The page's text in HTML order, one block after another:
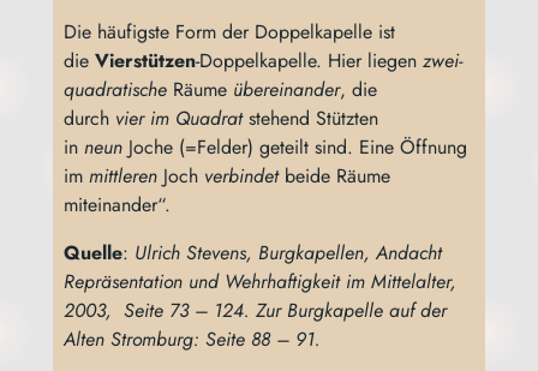
Die häu­figs­te Form der Dop­pel­ka­pel­le ist
die Vier­stüt­zen-Dop­pel­ka­pel­le. Hier lie­gen zwei­
qua­dra­ti­scheRäu­me über­ein­an­der, die
durch vier im Qua­dratste­hend Stütz­ten
in neun Joche (=Fel­der) geteilt sind. Eine Öff­nung
im mitt­le­renJoch ver­bin­detbei­de Räu­me
miteinander“.
Quel­le: Ulrich Ste­vens, Burg­ka­pel­len, Andacht
Reprä­sen­ta­ti­on und Wehr­haf­tig­keit im Mit­tel­al­ter,
2003, Sei­te 73 – 124. Zur Burg­ka­pel­le auf der
Alten Strom­burg: Sei­te 88 – 91.